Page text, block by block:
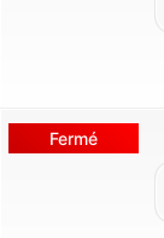
Fermé